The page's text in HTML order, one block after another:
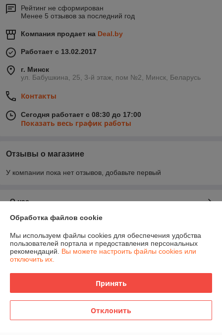
Рейтинг не сформирован
Менее 5 отзывов за последний год
Компания продает на Deal.by
Работает с 13.02.2017
г. Минск
ул. Бабушкина, 25, 3-й этаж, пом №2, Минск, Беларусь
Контакты
Сегодня работает с 08:30 до 17:00
Показать весь график работы
Отзывы о магазине
У компании пока нет отзывов, добавьте первый
О нас
Доставка и оплата
Полная версия сайта
Политика обработки cookies
Обработка файлов cookie
Мы используем файлы cookies для обеспечения удобства
пользователей портала и предоставления персональных
рекомендаций. Вы можете настроить файлы cookies или
отключить их.
Принять
Отклонить